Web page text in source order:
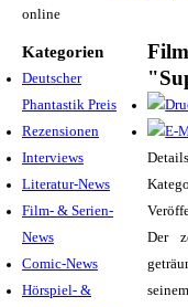
online
Kategorien
Deutscher
Phantastik Preis
Rezensionen
Interviews
Literatur-News
Film- & Serien-
News
Comic-News
Hörspiel- &
Details
Der